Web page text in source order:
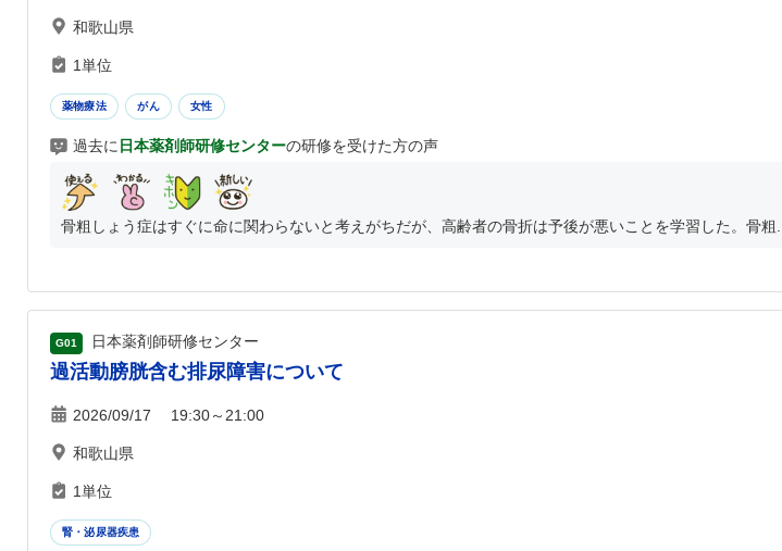
和歌山県
1単位
薬物療法 がん 女性
過去に 日本薬剤師研修センターの研修を受けた方の声
骨粗しょう症はすぐに命に関わらないと考えがちだが、高齢者の骨折は予後が悪いことを学習した。骨粗...
G01 日本薬剤師研修センター
過活動膀胱含む排尿障害について
2026/09/17 19:30～21:00
和歌山県
1単位
腎・泌尿器疾患